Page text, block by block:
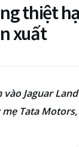
thiệt
xuất
vào Jaguar
Tata